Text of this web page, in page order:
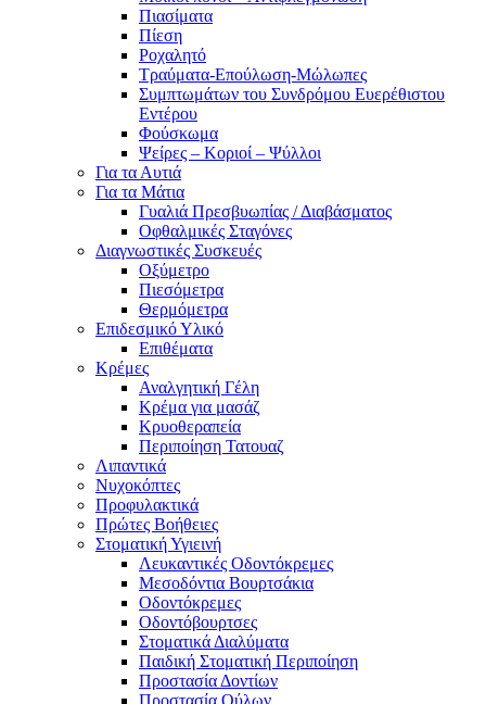
Πιασίματα
Πίεση
Ροχαλητό
Τραύματα-Επούλωση-Μώλωπες
Συμπτωμάτων του Συνδρόμου Ευερέθιστου
Εντέρου
Φούσκωμα
Ψείρες – Κοριοί – Ψύλλοι
Για τα Αυτιά
Για τα Μάτια
Γυαλιά Πρεσβυωπίας / Διαβάσματος
Οφθαλμικές Σταγόνες
Διαγνωστικές Συσκευές
Οξύμετρο
Πιεσόμετρα
Θερμόμετρα
Επιδεσμικό Υλικό
Επιθέματα
Κρέμες
Αναλγητική Γέλη
Κρέμα για μασάζ
Κρυοθεραπεία
Περιποίηση Τατουαζ
Λιπαντικά
Νυχοκόπτες
Προφυλακτικά
Πρώτες Βοήθειες
Στοματική Υγιεινή
Λευκαντικές Οδοντόκρεμες
Μεσοδόντια Βουρτσάκια
Οδοντόκρεμες
Οδοντόβουρτσες
Στοματικά Διαλύματα
Παιδική Στοματική Περιποίηση
Προστασία Δοντίων